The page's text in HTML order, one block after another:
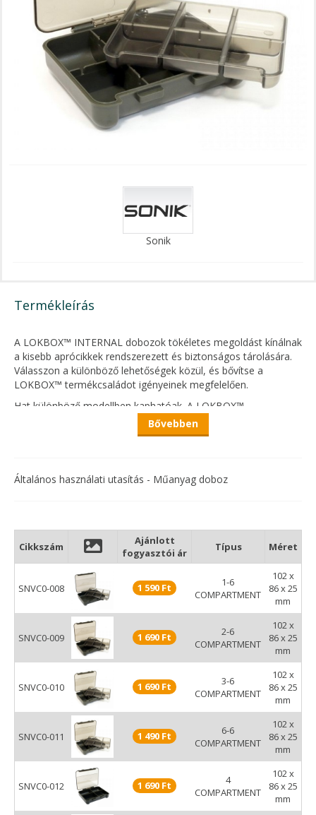
Sonik
Termékleírás
A LOKBOX™ INTERNAL dobozok tökéletes megoldást kínálnak
a kisebb aprócikkek rendszerezett és biztonságos tárolására.
Válasszon a különböző lehetőségek közül, és bővítse a
LOKBOX™ termékcsaládot igényeinek megfelelően.
Hat különböző modellben kaphatóak. A LOKBOX™
termékcsaláddal kompatibilis, több részből álló belső dobozok
Gunsmoke fedelek lehetővé teszik a tartalom megtekintését.
Hat modell kapható (1-6, 2-6, 3-6, 6-6, 4, 8 rekesz) Négy
modellhez tartozik egy 6 részes belső rekesz az extra
Bővebben
Általános használati utasítás - Műanyag doboz
Cikkszám
Ajánlott
fogyasztói ár
Típus Méret
SNVC0-008 1 590 Ft
1-6
COMPARTMENT
102 x
86 x 25
mm
SNVC0-009 1 690 Ft
2-6
COMPARTMENT
102 x
86 x 25
mm
SNVC0-010 1 690 Ft
3-6
COMPARTMENT
102 x
86 x 25
mm
SNVC0-011 1 490 Ft
6-6
COMPARTMENT
102 x
86 x 25
mm
SNVC0-012 1 690 Ft
4
COMPARTMENT
102 x
86 x 25
mm